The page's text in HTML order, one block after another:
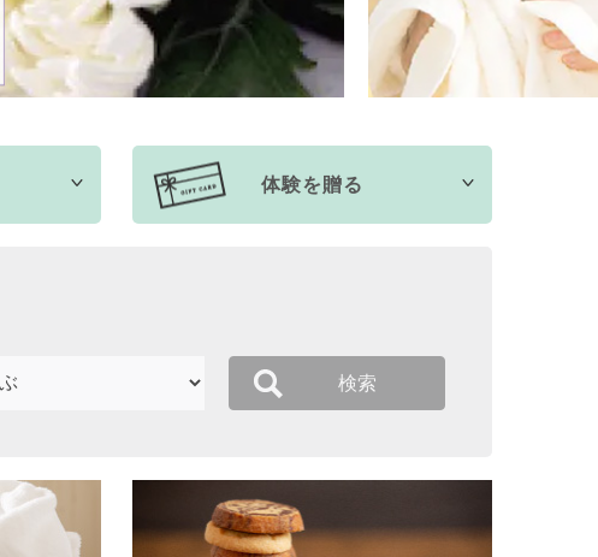
体験を贈る
検索